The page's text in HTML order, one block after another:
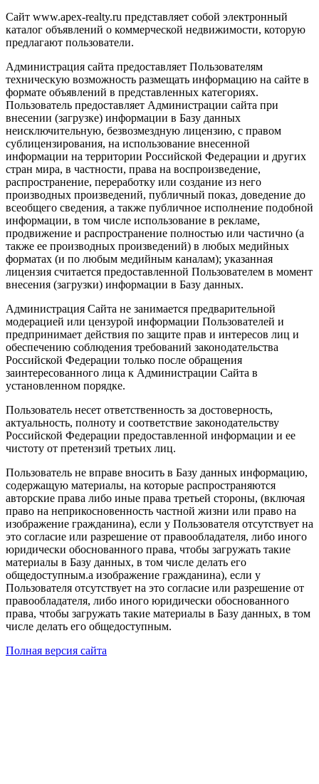
Сайт www.apex-realty.ru представляет собой электронный
каталог объявлений о коммерческой недвижимости, которую
предлагают пользователи.
Администрация сайта предоставляет Пользователям
техническую возможность размещать информацию на сайте в
формате объявлений в представленных категориях.
Пользователь предоставляет Администрации сайта при
внесении (загрузке) информации в Базу данных
неисключительную, безвозмездную лицензию, с правом
сублицензирования, на использование внесенной
информации на территории Российской Федерации и других
стран мира, в частности, права на воспроизведение,
распространение, переработку или создание из него
производных произведений, публичный показ, доведение до
всеобщего сведения, а также публичное исполнение подобной
информации, в том числе использование в рекламе,
продвижение и распространение полностью или частично (а
также ее производных произведений) в любых медийных
форматах (и по любым медийным каналам); указанная
лицензия считается предоставленной Пользователем в момент
внесения (загрузки) информации в Базу данных.
Администрация Сайта не занимается предварительной
модерацией или цензурой информации Пользователей и
предпринимает действия по защите прав и интересов лиц и
обеспечению соблюдения требований законодательства
Российской Федерации только после обращения
заинтересованного лица к Администрации Сайта в
установленном порядке.
Пользователь несет ответственность за достоверность,
актуальность, полноту и соответствие законодательству
Российской Федерации предоставленной информации и ее
чистоту от претензий третьих лиц.
Пользователь не вправе вносить в Базу данных информацию,
содержащую материалы, на которые распространяются
авторские права либо иные права третьей стороны, (включая
право на неприкосновенность частной жизни или право на
изображение гражданина), если у Пользователя отсутствует на
это согласие или разрешение от правообладателя, либо иного
юридически обоснованного права, чтобы загружать такие
материалы в Базу данных, в том числе делать его
общедоступным.а изображение гражданина), если у
Пользователя отсутствует на это согласие или разрешение от
правообладателя, либо иного юридически обоснованного
права, чтобы загружать такие материалы в Базу данных, в том
числе делать его общедоступным.
Полная версия сайта